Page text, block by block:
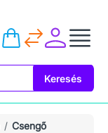
Keresés
Csengő